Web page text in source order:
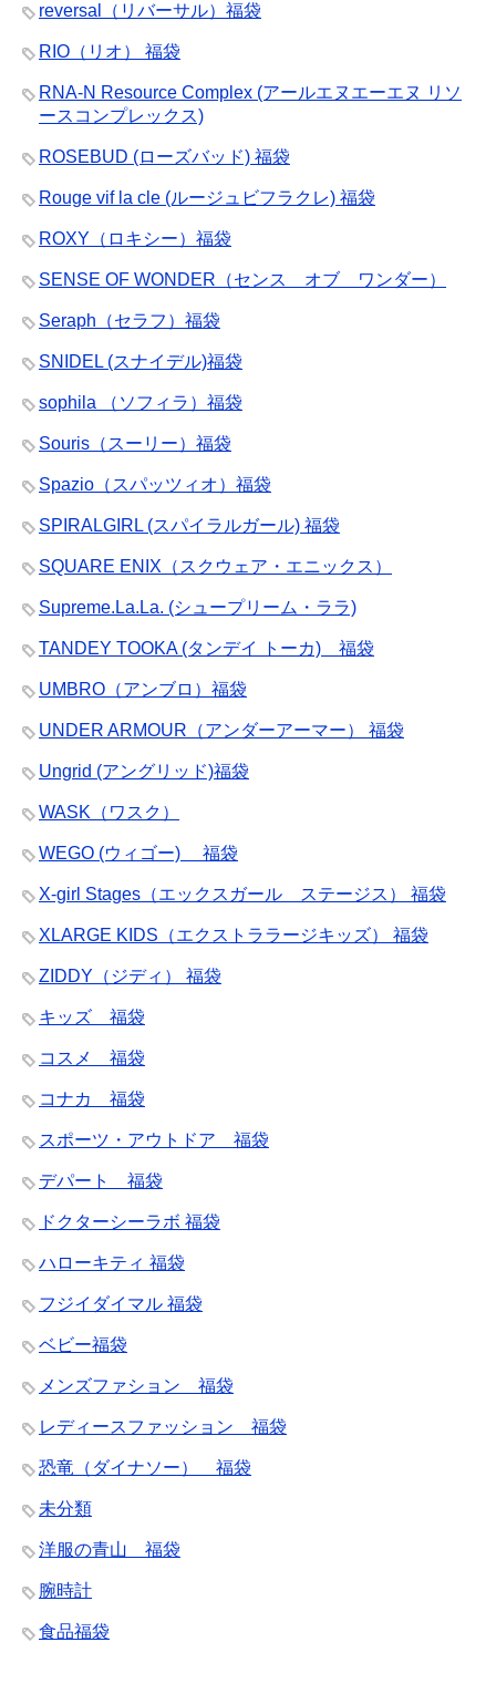
reversal（リバーサル）福袋
RIO（リオ） 福袋
RNA-N Resource Complex (アールエヌエーエヌ リソ
ースコンプレックス)
ROSEBUD (ローズバッド) 福袋
Rouge vif la cle (ルージュビフラクレ) 福袋
ROXY（ロキシー）福袋
SENSE OF WONDER（センス オブ ワンダー）
Seraph（セラフ）福袋
SNIDEL (スナイデル)福袋
sophila （ソフィラ）福袋
Souris（スーリー）福袋
Spazio（スパッツィオ）福袋
SPIRALGIRL (スパイラルガール) 福袋
SQUARE ENIX（スクウェア・エニックス）
Supreme.La.La. (シュープリーム・ララ)
TANDEY TOOKA (タンデイ トーカ) 福袋
UMBRO（アンブロ）福袋
UNDER ARMOUR（アンダーアーマー） 福袋
Ungrid (アングリッド)福袋
WASK（ワスク）
WEGO (ウィゴー) 福袋
X-girl Stages（エックスガール ステージス） 福袋
XLARGE KIDS（エクストララージキッズ） 福袋
ZIDDY（ジディ） 福袋
キッズ 福袋
コスメ 福袋
コナカ 福袋
スポーツ・アウトドア 福袋
デパート 福袋
ドクターシーラボ 福袋
ハローキティ 福袋
フジイダイマル 福袋
ベビー福袋
メンズファション 福袋
レディースファッション 福袋
恐竜（ダイナソー） 福袋
未分類
洋服の青山 福袋
腕時計
食品福袋